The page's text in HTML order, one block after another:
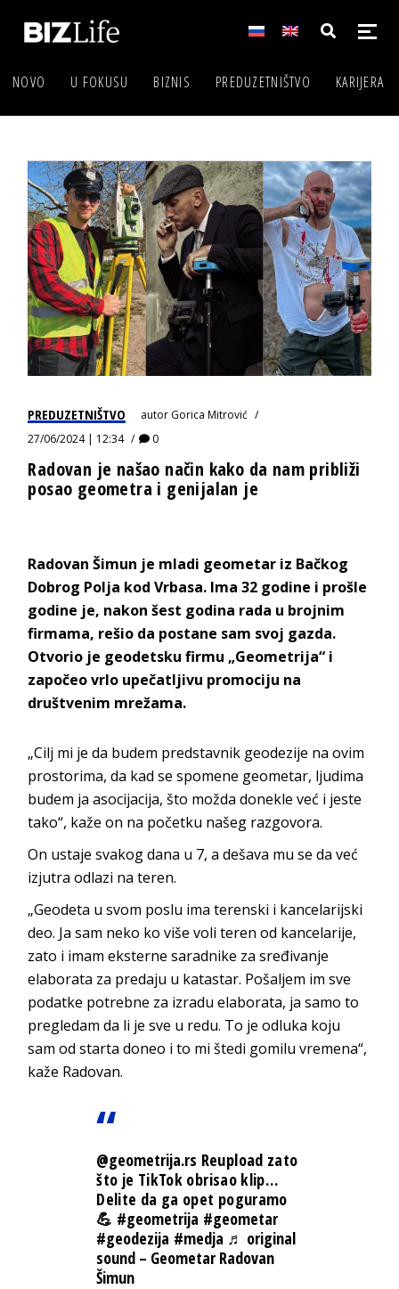
NOVO U FOKUSU BIZNIS PREDUZETNIŠTVO KARIJERA
PREDUZETNIŠTVO autor Gorica Mitrović
27/06/2024 | 12:34
0
Radovan je našao način kako da nam približi
posao geometra i genijalan je
Radovan Šimun je mladi geometar iz Bačkog
Dobrog Polja kod Vrbasa. Ima 32 godine i prošle
godine je, nakon šest godina rada u brojnim
firmama, rešio da postane sam svoj gazda.
Otvorio je geodetsku firmu „Geometrija“ i
započeo vrlo upečatljivu promociju na
društvenim mrežama.
„Cilj mi je da budem predstavnik geodezije na ovim
prostorima, da kad se spomene geometar, ljudima
budem ja asocijacija, što možda donekle već i jeste
tako“, kaže on na početku našeg razgovora.
On ustaje svakog dana u 7, a dešava mu se da već
izjutra odlazi na teren.
„Geodeta u svom poslu ima terenski i kancelarijski
deo. Ja sam neko ko više voli teren od kancelarije,
zato i imam eksterne saradnike za sređivanje
elaborata za predaju u katastar. Pošaljem im sve
podatke potrebne za izradu elaborata, ja samo to
pregledam da li je sve u redu. To je odluka koju
sam od starta doneo i to mi štedi gomilu vremena“,
kaže Radovan.
@geometrija.rs Reupload zato
što je TikTok obrisao klip…
Delite da ga opet poguramo
💪 #geometrija #geometar
#geodezija #medja ♬ original
sound – Geometar Radovan
Šimun